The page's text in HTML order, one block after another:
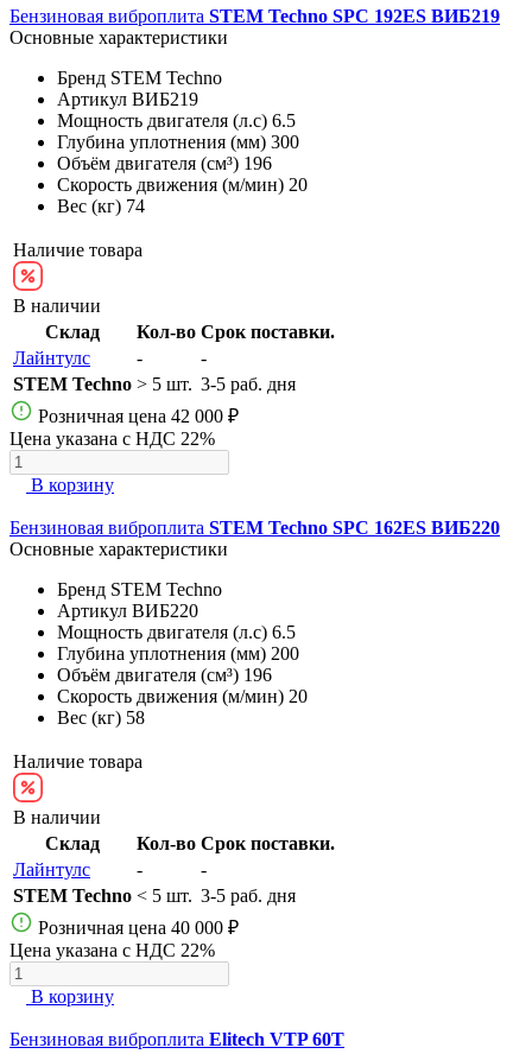
Бензиновая виброплита STEM Techno SPC 192ES ВИБ219
Основные характеристики
Бренд STEM Techno
Артикул ВИБ219
Мощность двигателя (л.с) 6.5
Глубина уплотнения (мм) 300
Объём двигателя (см³) 196
Скорость движения (м/мин) 20
Вес (кг) 74
Наличие товара
В наличии
Склад
Кол-во Срок поставки.
Лайнтулс
-
-
STEM Techno > 5 шт. 3-5 раб. дня
Розничная цена 42 000 ₽
Цена указана с НДС 22%
В корзину
Бензиновая виброплита STEM Techno SPC 162ES ВИБ220
Основные характеристики
Бренд STEM Techno
Артикул ВИБ220
Мощность двигателя (л.с) 6.5
Глубина уплотнения (мм) 200
Объём двигателя (см³) 196
Скорость движения (м/мин) 20
Вес (кг) 58
Наличие товара
В наличии
Склад
Кол-во Срок поставки.
Лайнтулс
-
-
STEM Techno < 5 шт. 3-5 раб. дня
Розничная цена 40 000 ₽
Цена указана с НДС 22%
В корзину
Бензиновая виброплита Elitech VTP 60T